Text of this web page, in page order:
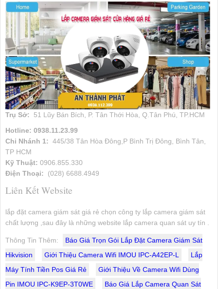
Trụ Sở:
51 Lũy Bán Bích, P. Tân Thới Hòa, Q.Tân Phú, TP.HCM
Hotline: 0938.11.23.99
Chi Nhánh 1: 445/38 Tân Hòa Đông,P Bình Trị Đông, Bình Tân,
TP HCM
Kỹ Thuật: 0906.855.330
Điện Thoại:
(028) 6688.4949
Liên Kết Website
lắp đặt camera giám sát giá rẻ chọn công ty lắp camera giám sát
chất lượng ,sau đây là những website lắp camera quan sát uy tín .
Thông Tin Thêm:
Báo Giá Trọn Gói Lắp Đặt Camera Giám Sát
Hikvision
Giới Thiệu Camera Wifi IMOU IPC-A42EP-L
Lắp
Máy Tính Tiền Pos Giá Rẻ
Giới Thiệu Về Camera Wifi Dùng
Pin IMOU IPC-K9EP-3T0WE
Báo Giá Lắp Camera Quan Sát